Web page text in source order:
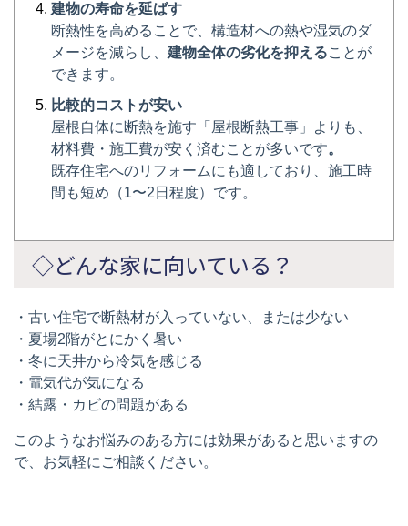
建物の寿命を延ばす
断熱性を高めることで、構造材への熱や湿気のダ
メージを減らし、 建物全体の劣化を抑えることが
できます。
比較的コストが安い
屋根自体に断熱を施す「屋根断熱工事」よりも、
材料費・施工費が安く済むことが多いです。
既存住宅へのリフォームにも適しており、施工時
間も短め（1〜2日程度）です。
◇どんな家に向いている？
・古い住宅で断熱材が入っていない、または少ない
・夏場2階がとにかく暑い
・冬に天井から冷気を感じる
・電気代が気になる
・結露・カビの問題がある
このようなお悩みのある方には効果があると思いますの
で、お気軽にご相談ください。